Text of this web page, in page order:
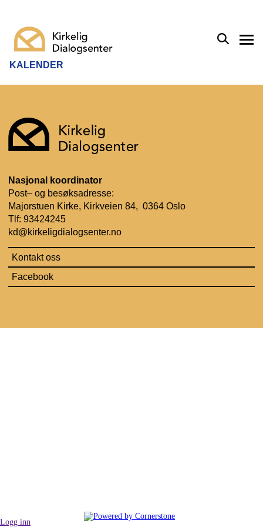
KALENDER
Nasjonal koordinator
Post– og besøksadresse:
Majorstuen Kirke, Kirkveien 84, 0364 Oslo
Tlf: 93424245
kd@kirkeligdialogsenter.no
Kontakt oss
Facebook
Logg inn